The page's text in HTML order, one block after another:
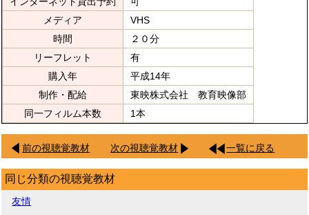
メディア
VHS
時間
２０分
リーフレット
有
購入年
平成14年
制作・配給
東映株式会社 教育映像部
同一フィルム本数
1本
前の視聴覚教材 次の視聴覚教材 一覧に戻る
同じ分類の視聴覚教材
友情